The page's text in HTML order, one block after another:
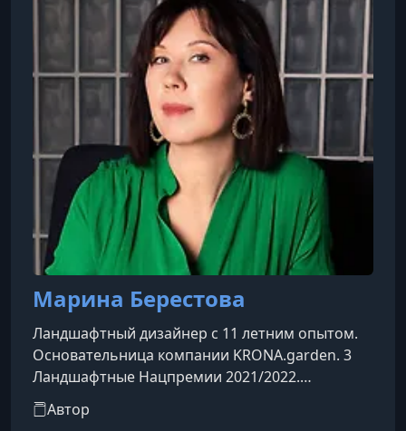
Марина Берестова
Ландшафтный дизайнер с 11 летним опытом.
Основательница компании KRONA.garden. 3
Ландшафтные Нацпремии 2021/2022.
Протестировала 150+ растений в собственном
саду. "Это божественно красиво" - так говорят
Автор